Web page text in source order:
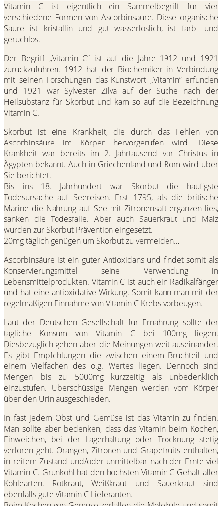
Vitamin C ist eigentlich ein Sammelbegriff für vier
verschiedene Formen von Ascorbinsäure. Diese organische
Säure ist kristallin und gut wasserlöslich, ist farb- und
geruchlos.
Der Begriff „Vitamin C” ist auf die Jahre 1912 und 1921
zurückzuführen. 1912 hat der Biochemiker in Verbindung
mit seinen Forschungen das Kunstwort „Vitamin” erfunden
und 1921 war Sylvester Zilva auf der Suche nach der
Heilsubstanz für Skorbut und kam so auf die Bezeichnung
Vitamin C.
Skorbut ist eine Krankheit, die durch das Fehlen von
Ascorbinsäure im Körper hervorgerufen wird. Diese
Krankheit war bereits im 2. Jahrtausend vor Christus in
Ägypten bekannt. Auch in Griechenland und Rom wird über
Sie berichtet.
Bis ins 18. Jahrhundert war Skorbut die häufigste
Todesursache auf Seereisen. Erst 1795, als die britische
Marine die Nahrung auf See mit Zitronensaft ergänzen lies,
sanken die Todesfälle. Aber auch Sauerkraut und Malz
wurden zur Skorbut Prävention eingesetzt.
20mg täglich genügen um Skorbut zu vermeiden…
Ascorbinsäure ist ein guter Antioxidans und findet somit als
Konservierungsmittel seine Verwendung in
Lebensmittelprodukten. Vitamin C ist auch ein Radikalfänger
und hat eine antioxidative Wirkung. Somit kann man mit der
regelmäßigen Einnahme von Vitamin C Krebs vorbeugen.
Laut der Deutschen Gesellschaft für Ernährung sollte der
tägliche Konsum von Vitamin C bei 100mg liegen.
Diesbezüglich gehen aber die Meinungen weit auseinander.
Es gibt Empfehlungen die zwischen einem Bruchteil und
einem Vielfachen des o.g. Wertes liegen. Dennoch sind
Mengen bis zu 5000mg kurzzeitig als unbedenklich
einzustufen. Überschüssige Mengen werden vom Körper
über den Urin ausgeschieden.
In fast jedem Obst und Gemüse ist das Vitamin zu finden.
Man sollte aber bedenken, dass das Vitamin beim Kochen,
Einweichen, bei der Lagerhaltung oder Trocknung stetig
verloren geht. Orangen, Zitronen und Grapefruits enthalten,
in reifem Zustand und/oder unmittelbar nach der Ernte viel
Vitamin C. Grünkohl hat den höchsten Vitamin C Gehalt aller
Kohlearten. Rotkraut, Weißkraut und Sauerkraut sind
ebenfalls gute Vitamin C Lieferanten.